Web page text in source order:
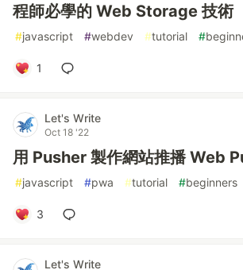
程師必學的 Web Storage 技術
#javascript #webdev #tutorial #
1
Let's Write
Oct 18 '22
用 Pusher 製作網站推播 Web
#javascript #pwa #tutorial #beginners
3
Let's Write